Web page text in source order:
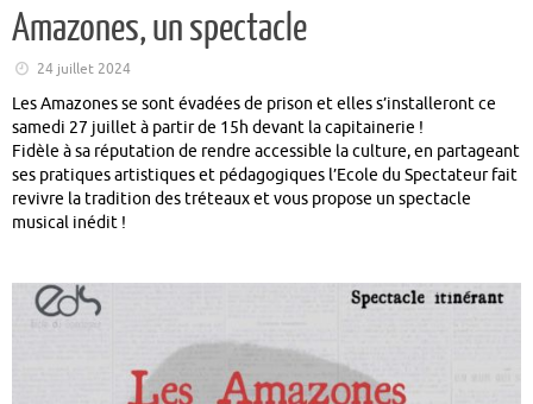
Amazones, un spectacle
24 juillet 2024
Les Amazones se sont évadées de prison et elles s’installeront ce
samedi 27 juillet à partir de 15h devant la capitainerie !
Fidèle à sa réputation de rendre accessible la culture, en partageant
ses pratiques artistiques et pédagogiques l’Ecole du Spectateur fait
revivre la tradition des tréteaux et vous propose un spectacle
musical inédit !